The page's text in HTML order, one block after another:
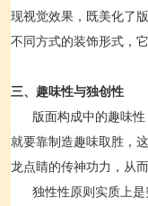
现视觉效果，既美化了
不同方式的装饰形式，
三、趣味性与独创性
版面构成中的趣味性
就要靠制造趣味取胜，
龙点睛的传神功力，从
独性性原则实质上是